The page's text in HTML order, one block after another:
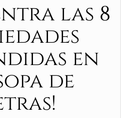
las 8
en
de